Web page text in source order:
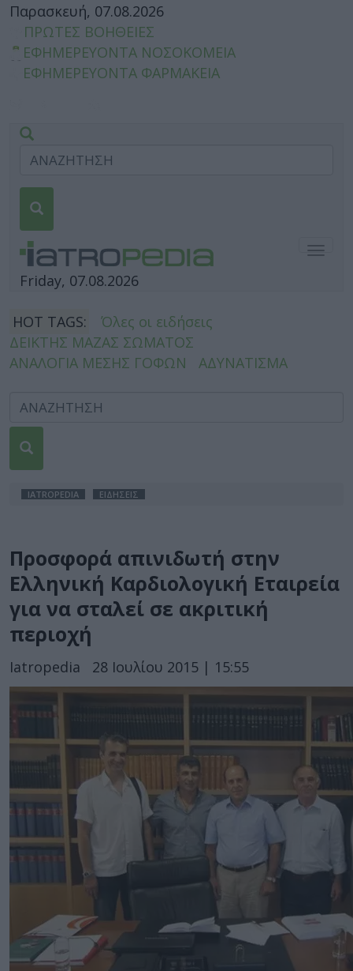
Παρασκευή, 07.08.2026
ΠΡΩΤΕΣ ΒΟΗΘΕΙΕΣ
ΕΦΗΜΕΡΕΥΟΝΤΑ ΝΟΣΟΚΟΜΕΙΑ
ΕΦΗΜΕΡΕΥΟΝΤΑ ΦΑΡΜΑΚΕΙΑ
Friday, 07.08.2026
HOT TAGS:
Όλες οι ειδήσεις
ΔΕΙΚΤΗΣ ΜΑΖΑΣ ΣΩΜΑΤΟΣ
ΑΝΑΛΟΓΙΑ ΜΕΣΗΣ ΓΟΦΩΝ
ΑΔΥΝΑΤΙΣΜΑ
IATROPEDIA ΕΙΔΗΣΕΙΣ
Προσφορά απινιδωτή στην
Ελληνική Καρδιολογική Εταιρεία
για να σταλεί σε ακριτική
περιοχή
Iatropedia 28 Ιουλίου 2015 | 15:55